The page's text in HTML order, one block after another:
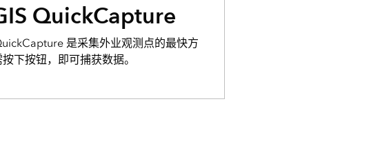
QuickCapture
是采集外业观测点的最快方
下按钮，即可捕获数据。